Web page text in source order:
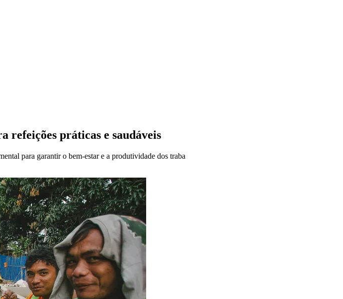
refeições práticas e saudáveis
para garantir o bem-estar e a produtividade dos traba